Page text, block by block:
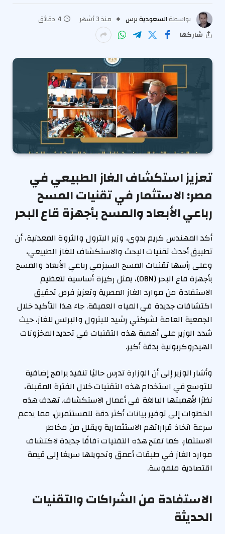
بواسطة السعودية برس منذ 3 أشهر
4 دقائق
شاركها
تعزيز استكشاف الغاز الطبيعي في
مصر: الاستثمار في تقنيات المسح
رباعي الأبعاد والمسح بأجهزة قاع البحر
أكد المهندس كريم بدوي، وزير البترول والثروة المعدنية، أن
تطبيق أحدث تقنيات البحث والاستكشاف للغاز الطبيعي،
وعلى رأسها تقنيات المسح السيزمي رباعي الأبعاد والمسح
بأجهزة قاع البحر (OBN)، يمثل ركيزة أساسية لتعظيم
الاستفادة من موارد الغاز المصرية وتعزيز فرص تحقيق
اكتشافات جديدة في المياه العميقة. جاء هذا التأكيد خلال
الجمعية العامة لشركتي رشيد للبترول والبرلس للغاز، حيث
شدد الوزير على أهمية هذه التقنيات في تحديد المخزونات
الهيدروكربونية بدقة أكبر.
وأشار الوزير إلى أن الوزارة تدرس حاليًا تنفيذ برامج إضافية
للتوسع في استخدام هذه التقنيات خلال الفترة المقبلة،
نظرًا لأهميتها البالغة في أعمال الاستكشاف. تهدف هذه
الخطوات إلى توفير بيانات أكثر دقة للمستثمرين، مما يدعم
سرعة اتخاذ قراراتهم الاستثمارية ويقلل من مخاطر
الاستثمار. كما تفتح هذه التقنيات آفاقًا جديدة لاكتشاف
موارد الغاز في طبقات أعمق وتحويلها سريعًا إلى قيمة
اقتصادية ملموسة.
الاستفادة من الشراكات والتقنيات
الحديثة